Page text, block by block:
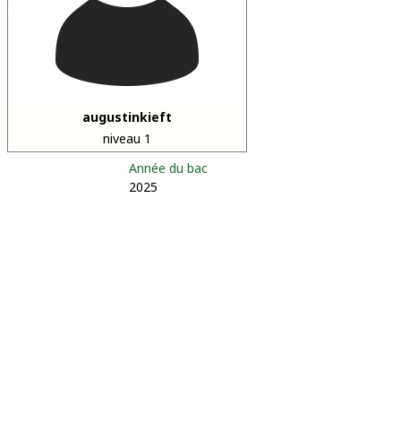
augustinkieft
niveau 1
Année du bac
2025